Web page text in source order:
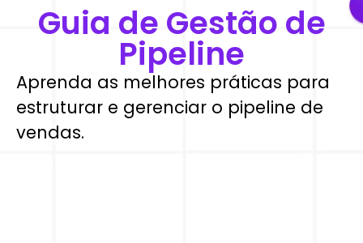
Guia de Gestão de
Pipeline
Aprenda as melhores práticas para
estruturar e gerenciar o pipeline de
vendas.